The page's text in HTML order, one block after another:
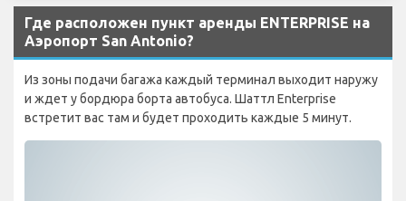
Где расположен пункт аренды ENTERPRISE на
Аэропорт San Antonio?
Из зоны подачи багажа каждый терминал выходит наружу
и ждет у бордюра борта автобуса. Шаттл Enterprise
встретит вас там и будет проходить каждые 5 минут.